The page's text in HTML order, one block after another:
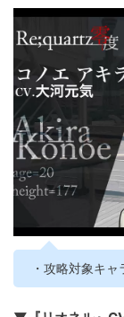
・攻略対象キャ